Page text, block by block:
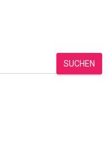
SUCHEN